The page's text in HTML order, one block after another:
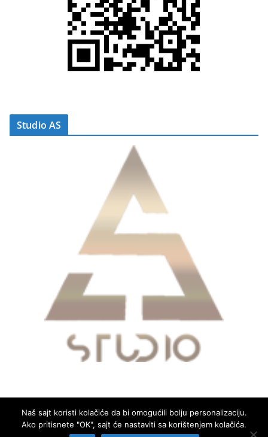
Studio AS
Naš sajt koristi kolačiće da bi omogućili bolju personalizaciju.
Ako pritisnete "OK", sajt će nastaviti sa korištenjem kolačića.